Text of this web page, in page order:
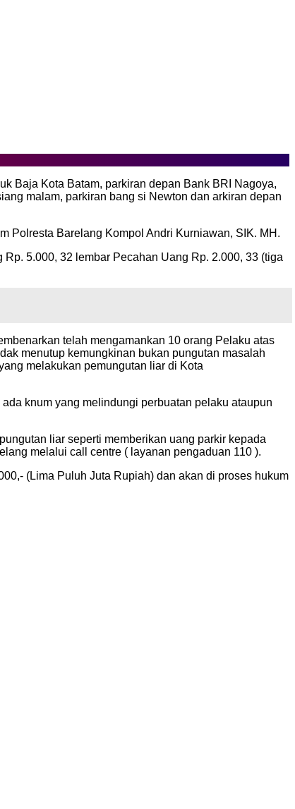
Baja Kota Batam, parkiran depan Bank BRI Nagoya,
malam, parkiran bang si Newton dan arkiran depan
Polresta Barelang Kompol Andri Kurniawan, SIK. MH.
5.000, 32 lembar Pecahan Uang Rp. 2.000, 33 (tiga
telah mengamankan 10 orang Pelaku atas
menutup kemungkinan bukan pungutan masalah
melakukan pemungutan liar di Kota
knum yang melindungi perbuatan pelaku ataupun
liar seperti memberikan uang parkir kepada
melalui call centre ( layanan pengaduan 110 ).
(Lima Puluh Juta Rupiah) dan akan di proses hukum